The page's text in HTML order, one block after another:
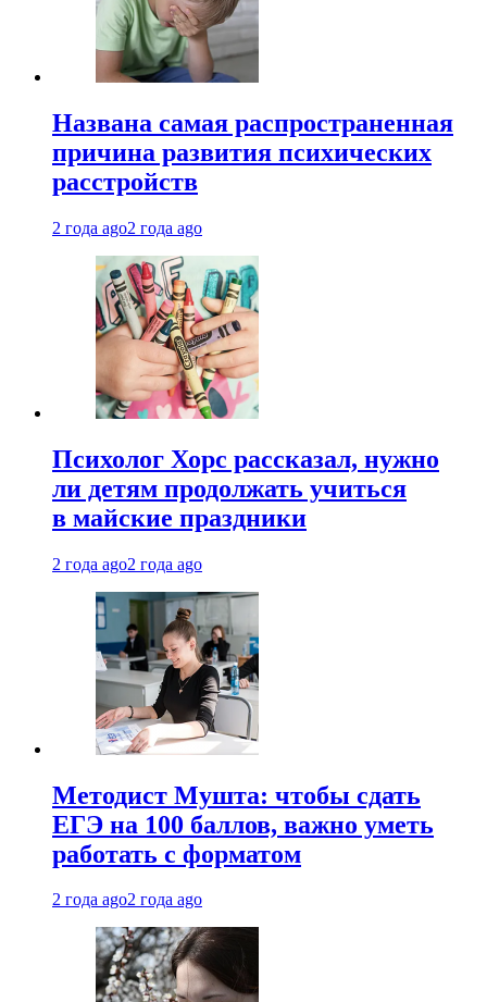
Названа самая распространенная
причина развития психических
расстройств
2 года ago2 года ago
Психолог Хорс рассказал, нужно
ли детям продолжать учиться
в майские праздники
2 года ago2 года ago
Методист Мушта: чтобы сдать
ЕГЭ на 100 баллов, важно уметь
работать с форматом
2 года ago2 года ago